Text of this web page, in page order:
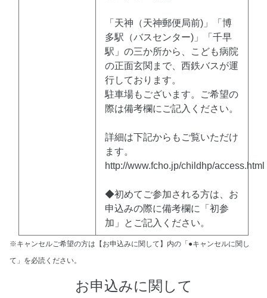
「天神（天神郵便局前)」「博
多駅（バスセンター)」「千早
駅」の三か所から、こども病院
の正面玄関まで、西鉄バスが運
行しております。
駐車場もございます。ご希望の
際は備考欄にご記入ください。
詳細は下記からもご覧いただけ
ます。
http://www.fcho.jp/childhp/access.html
◆初めてご参加される方は、お
申込みの際に備考欄に「初参
加」とご記入ください。
※キャンセルご希望の方は【お申込みに関して】内の「●キャンセルに関し
て」を必読ください。
お申込みに関して